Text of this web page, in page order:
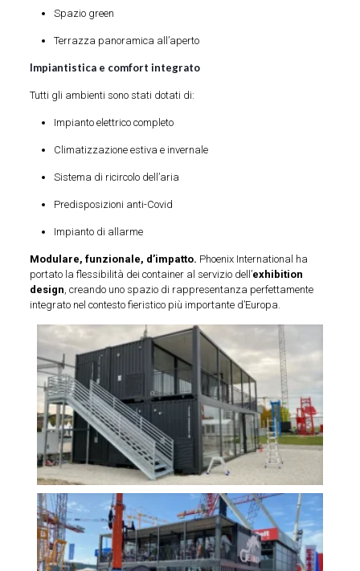
Spazio green
Terrazza panoramica all’aperto
Impiantistica e comfort integrato
Tutti gli ambienti sono stati dotati di:
Impianto elettrico completo
Climatizzazione estiva e invernale
Sistema di ricircolo dell’aria
Predisposizioni anti-Covid
Impianto di allarme
Modulare, funzionale, d’impatto. Phoenix International ha
portato la flessibilità dei container al servizio dell’exhibition
design , creando uno spazio di rappresentanza perfettamente
integrato nel contesto fieristico più importante d’Europa.